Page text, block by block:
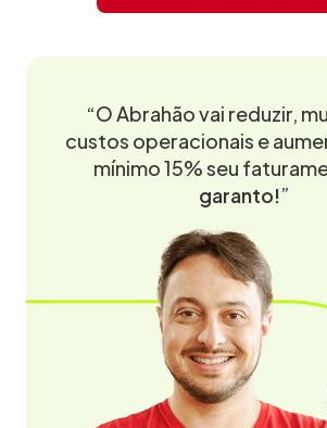
“O Abrahão vai reduzir,
custos operacionais e
mínimo 15% seu
garanto!”